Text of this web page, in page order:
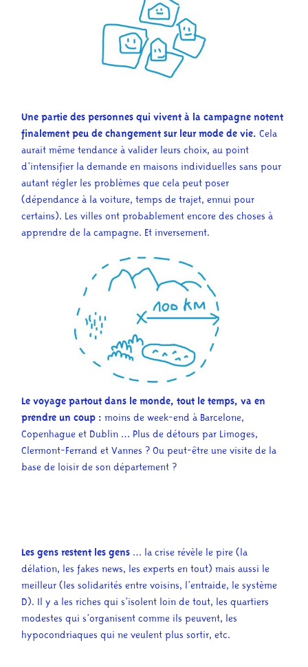
Une partie des personnes qui vivent à la campagne notent
finalement peu de changement sur leur mode de vie. Cela
aurait même tendance à valider leurs choix, au point
d’intensifier la demande en maisons individuelles sans pour
autant régler les problèmes que cela peut poser
(dépendance à la voiture, temps de trajet, ennui pour
certains). Les villes ont probablement encore des choses à
apprendre de la campagne. Et inversement.
Le voyage partout dans le monde, tout le temps, va en
prendre un coup : moins de week-end à Barcelone,
Copenhague et Dublin … Plus de détours par Limoges,
Clermont-Ferrand et Vannes ? Ou peut-être une visite de la
base de loisir de son département ?
Les gens restent les gens … la crise révèle le pire (la
délation, les fakes news, les experts en tout) mais aussi le
meilleur (les solidarités entre voisins, l’entraide, le système
D). Il y a les riches qui s’isolent loin de tout, les quartiers
modestes qui s’organisent comme ils peuvent, les
hypocondriaques qui ne veulent plus sortir, etc.